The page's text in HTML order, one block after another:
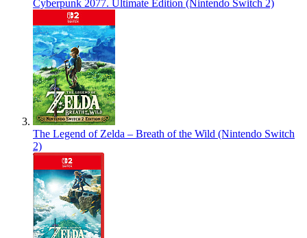
Cyberpunk 2077. Ultimate Edition (Nintendo Switch 2)
The Legend of Zelda – Breath of the Wild (Nintendo Switch
2)